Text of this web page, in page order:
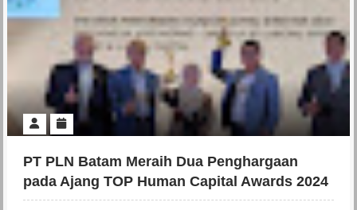
PT PLN Batam Meraih Dua Penghargaan
pada Ajang TOP Human Capital Awards 2024